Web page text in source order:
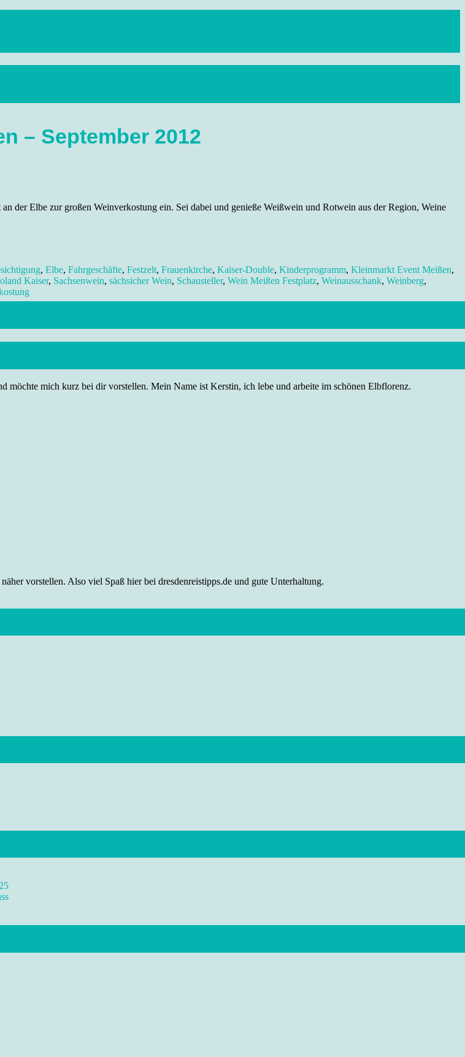
Kunst und Kultur im schönen Elbflorenz..
– September 2012
der Elbe zur großen Weinverkostung ein. Sei dabei und genieße Weißwein und Rotwein aus der Region, Weine
, Elbe, Fahrgeschäfte, Festzelt, Frauenkirche, Kaiser-Double, Kinderprogramm, Kleinmarkt Event Meißen,
Kaiser, Sachsenwein, sächsicher Wein, Schausteller, Wein Meißen Festplatz, Weinausschank, Weinberg,
möchte mich kurz bei dir vorstellen. Mein Name ist Kerstin, ich lebe und arbeite im schönen Elbflorenz.
vorstellen. Also viel Spaß hier bei dresdenreistipps.de und gute Unterhaltung.